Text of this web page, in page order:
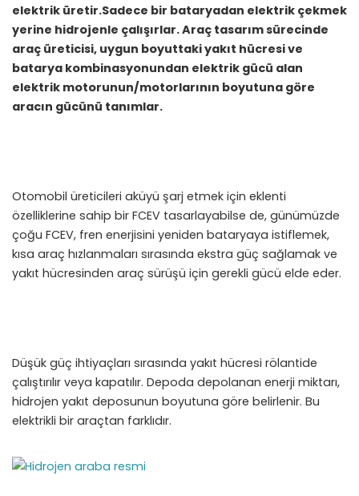
elektrik üretir.Sadece bir bataryadan elektrik çekmek
yerine hidrojenle çalışırlar. Araç tasarım sürecinde
araç üreticisi, uygun boyuttaki yakıt hücresi ve
batarya kombinasyonundan elektrik gücü alan
elektrik motorunun/motorlarının boyutuna göre
aracın gücünü tanımlar.
Otomobil üreticileri aküyü şarj etmek için eklenti
özelliklerine sahip bir FCEV tasarlayabilse de, günümüzde
çoğu FCEV, fren enerjisini yeniden bataryaya istiflemek,
kısa araç hızlanmaları sırasında ekstra güç sağlamak ve
yakıt hücresinden araç sürüşü için gerekli gücü elde eder.
Düşük güç ihtiyaçları sırasında yakıt hücresi rölantide
çalıştırılır veya kapatılır. Depoda depolanan enerji miktarı,
hidrojen yakıt deposunun boyutuna göre belirlenir. Bu
elektrikli bir araçtan farklıdır.